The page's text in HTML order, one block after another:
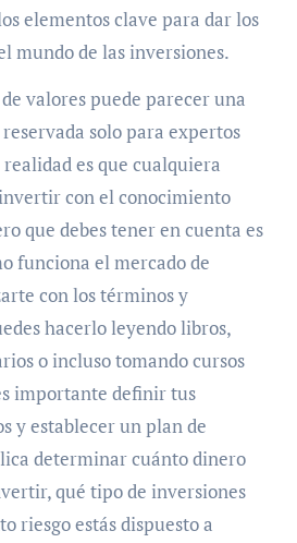
elementos clave para dar los
mundo de las inversiones.
valores puede parecer una
solo para expertos
es que cualquiera
con el conocimiento
que debes tener en cuenta es
funciona el mercado de
con los términos y
hacerlo leyendo libros,
o incluso tomando cursos
importante definir tus
y establecer un plan de
determinar cuánto dinero
qué tipo de inversiones
riesgo estás dispuesto a